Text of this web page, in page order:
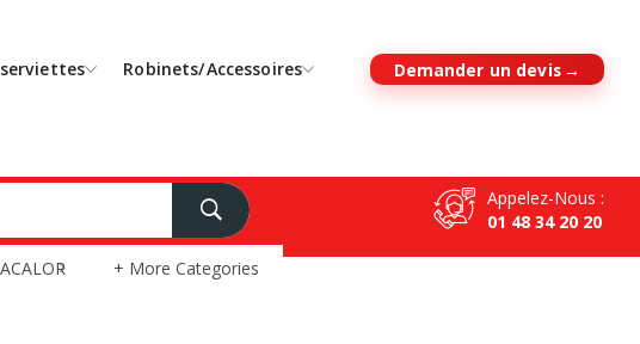
Robinets/Accessoires Demander un devis
+ More Categories
Appelez-Nous :
01 48 34 20 20